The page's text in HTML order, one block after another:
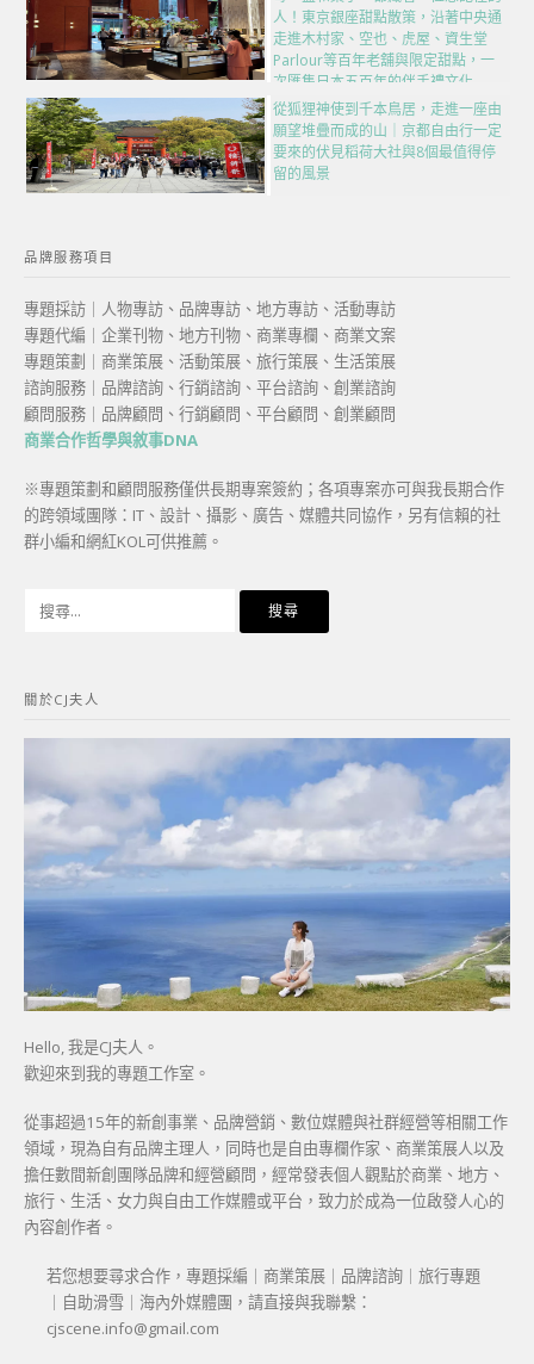
人！東京銀座甜點散策，沿著中央通
走進木村家、空也、虎屋、資生堂
Parlour等百年老舖與限定甜點，一
次匯集日本五百年的伴手禮文化
從狐狸神使到千本鳥居，走進一座由
願望堆疊而成的山｜京都自由行一定
要來的伏見稻荷大社與8個最值得停
留的風景
品牌服務項目
專題採訪｜人物專訪、品牌專訪、地方專訪、活動專訪
專題代編｜企業刊物、地方刊物、商業專欄、商業文案
專題策劃｜商業策展、活動策展、旅行策展、生活策展
諮詢服務｜品牌諮詢、行銷諮詢、平台諮詢、創業諮詢
顧問服務｜品牌顧問、行銷顧問、平台顧問、創業顧問
商業合作哲學與敘事DNA
※專題策劃和顧問服務僅供長期專案簽約；各項專案亦可與我長期合作
的跨領域團隊：IT、設計、攝影、廣告、媒體共同協作，另有信賴的社
群小編和網紅KOL可供推薦。
字:
關於CJ夫人
Hello, 我是CJ夫人。
歡迎來到我的專題工作室。
從事超過15年的新創事業、品牌營銷、數位媒體與社群經營等相關工作
領域，現為自有品牌主理人，同時也是自由專欄作家、商業策展人以及
擔任數間新創團隊品牌和經營顧問，經常發表個人觀點於商業、地方、
旅行、生活、女力與自由工作媒體或平台，致力於成為一位啟發人心的
內容創作者。
若您想要尋求合作，專題採編｜商業策展｜品牌諮詢｜旅行專題
｜自助滑雪｜海內外媒體團，請直接與我聯繫：
cjscene.info@gmail.com